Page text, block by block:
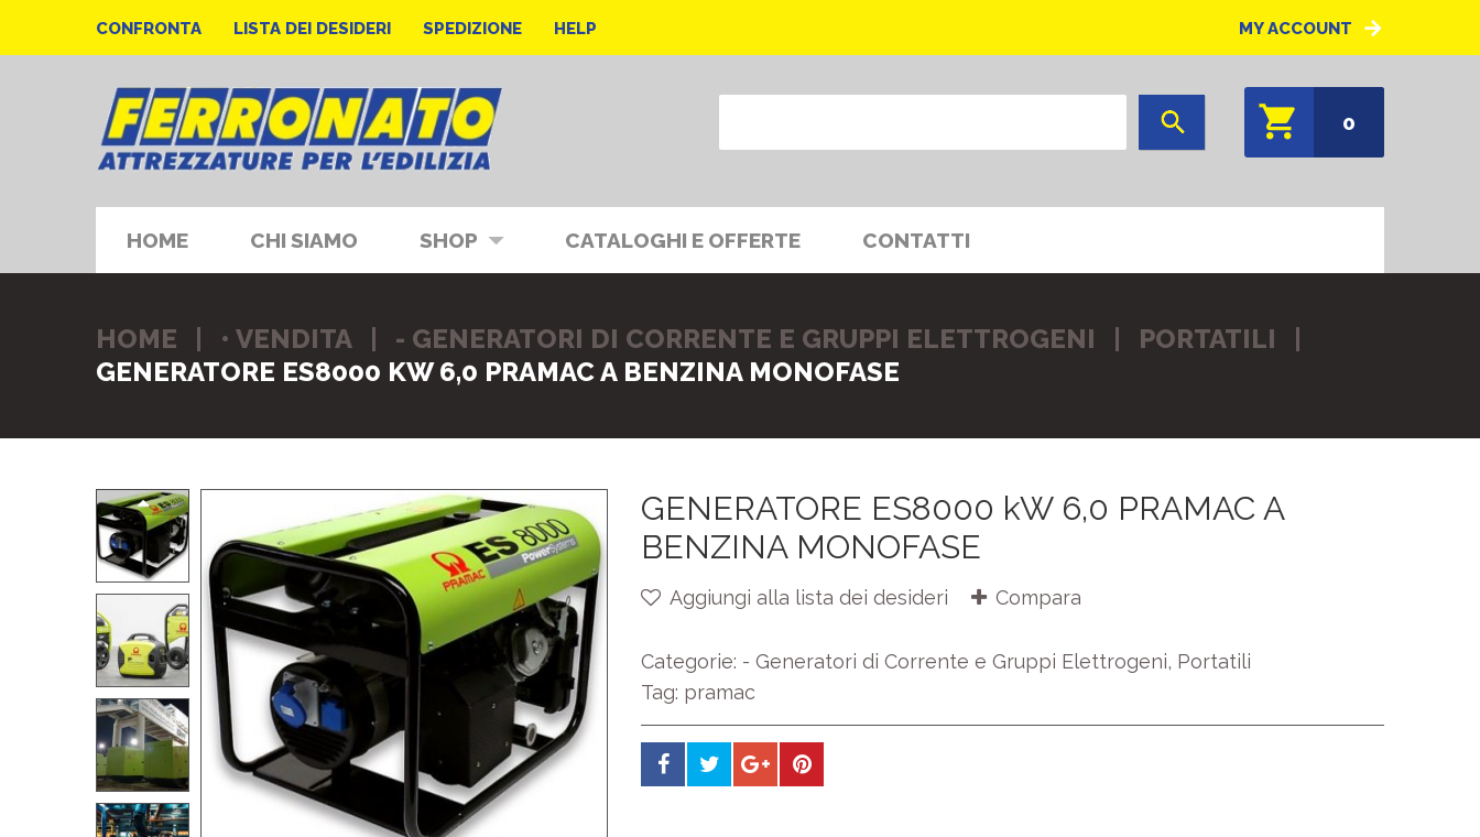
CONFRONTA LISTA DEI DESIDERI SPEDIZIONE HELP MY ACCOUNT
0
HOME CHI SIAMO SHOP CATALOGHI E OFFERTE CONTATTI
HOME • VENDITA - GENERATORI DI CORRENTE E GRUPPI ELETTROGENI
PORTATILI
GENERATORE ES8000 KW 6,0 PRAMAC A BENZINA MONOFASE
GENERATORE ES8000 kW 6,0 PRAMAC A
BENZINA MONOFASE
Aggiungi alla lista dei desideri Compara
Categorie: - Generatori di Corrente e Gruppi Elettrogeni, Portatili
Tag: pramac